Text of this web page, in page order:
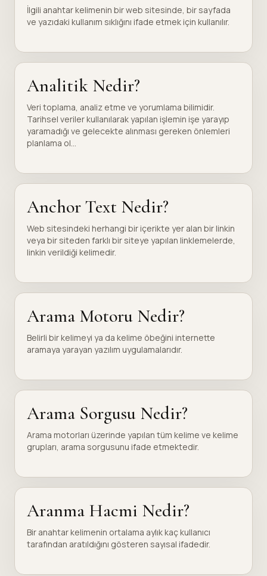
İlgili anahtar kelimenin bir web sitesinde, bir sayfada
ve yazıdaki kullanım sıklığını ifade etmek için kullanılır.
Analitik Nedir?
Veri toplama, analiz etme ve yorumlama bilimidir.
Tarihsel veriler kullanılarak yapılan işlemin işe yarayıp
yaramadığı ve gelecekte alınması gereken önlemleri
planlama ol...
Anchor Text Nedir?
Web sitesindeki herhangi bir içerikte yer alan bir linkin
veya bir siteden farklı bir siteye yapılan linklemelerde,
linkin verildiği kelimedir.
Arama Motoru Nedir?
Belirli bir kelimeyi ya da kelime öbeğini internette
aramaya yarayan yazılım uygulamalarıdır.
Arama Sorgusu Nedir?
Arama motorları üzerinde yapılan tüm kelime ve kelime
grupları, arama sorgusunu ifade etmektedir.
Aranma Hacmi Nedir?
Bir anahtar kelimenin ortalama aylık kaç kullanıcı
tarafından aratıldığını gösteren sayısal ifadedir.